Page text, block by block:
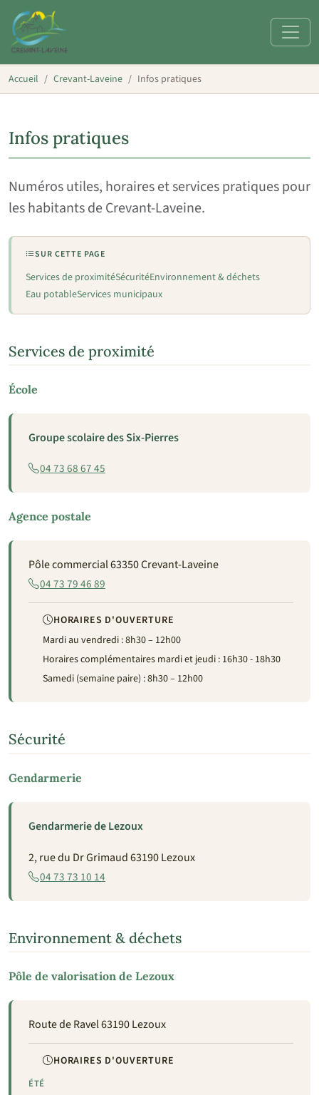
Accueil Crevant-Laveine Infos pratiques
Infos pratiques
Numéros utiles, horaires et services pratiques pour
les habitants de Crevant-Laveine.
SUR CETTE PAGE
Services de proximitéSécuritéEnvironnement & déchets
Eau potableServices municipaux
Services de proximité
École
Groupe scolaire des Six-Pierres
04 73 68 67 45
Agence postale
Pôle commercial 63350 Crevant-Laveine
04 73 79 46 89
HORAIRES D'OUVERTURE
Mardi au vendredi : 8h30 – 12h00
Horaires complémentaires mardi et jeudi : 16h30 - 18h30
Samedi (semaine paire) : 8h30 – 12h00
Sécurité
Gendarmerie
Gendarmerie de Lezoux
2, rue du Dr Grimaud 63190 Lezoux
04 73 73 10 14
Environnement & déchets
Pôle de valorisation de Lezoux
Route de Ravel 63190 Lezoux
HORAIRES D'OUVERTURE
ÉTÉ